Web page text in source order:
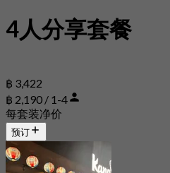
4人分享套餐
฿ 3,422
฿ 2,190 / 1-4
每套装净价
预订